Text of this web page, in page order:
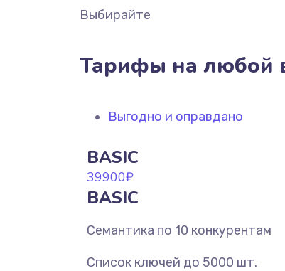
Выбирайте
Тарифы на любой
Выгодно и оправдано
BASIC
39900₽
BASIC
Семантика по 10 конкурентам
Список ключей до 5000 шт.